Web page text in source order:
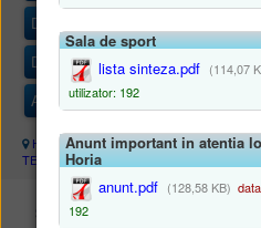
DISPOZIȚIILE AUTORITĂȚII
DOCUMENTE ȘI INFORMAȚII
ALTE DOCUMENTE
Harta site/Monitorul oficial local/
TERITORIALE
STATUTUL UNITĂȚII
Sala de sport
lista sinteza.pdf (114,07
utilizator: 192
Anunt important in atentia
Horia
anunt.pdf (128,58 KB)
192